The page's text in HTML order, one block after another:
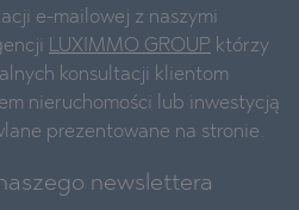
e-mailowej z naszymi
LUXIMMO GROUP którzy
konsultacji klientom
nieruchomości lub inwestycją
prezentowane na stronie.
newslettera